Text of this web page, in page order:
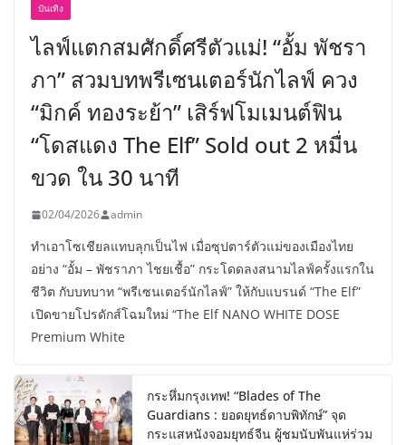
บันเทิง
ไลฟ์แตกสมศักดิ์ศรีตัวแม่! “อั้ม พัชรา
ภา” สวมบทพรีเซนเตอร์นักไลฟ์ ควง
“มิกค์ ทองระย้า” เสิร์ฟโมเมนต์ฟิน
“โดสแดง The Elf” Sold out 2 หมื่น
ขวด ใน 30 นาที
02/04/2026 admin
ทำเอาโซเชียลแทบลุกเป็นไฟ เมื่อซุปตาร์ตัวแม่ของเมืองไทย
อย่าง “อั้ม – พัชราภา ไชยเชื้อ” กระโดดลงสนามไลฟ์ครั้งแรกใน
ชีวิต กับบทบาท “พรีเซนเตอร์นักไลฟ์” ให้กับแบรนด์ “The Elf”
เปิดขายโปรดักส์โฉมใหม่ “The Elf NANO WHITE DOSE
Premium White
กระหึ่มกรุงเทพ! “Blades of The
Guardians : ยอดยุทธ์ดาบพิทักษ์” จุด
กระแสหนังจอมยุทธ์จีน ผู้ชมนับพันแห่ร่วม